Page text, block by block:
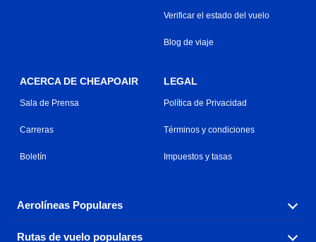
Verificar el estado del vuelo
Blog de viaje
ACERCA DE CHEAPOAIR
Sala de Prensa
Carreras
Boletín
LEGAL
Política de Privacidad
Términos y condiciones
Impuestos y tasas
Aerolíneas Populares
Explora nuestras opciones de tarifas aéreas baratas por
Rutas de vuelo populares